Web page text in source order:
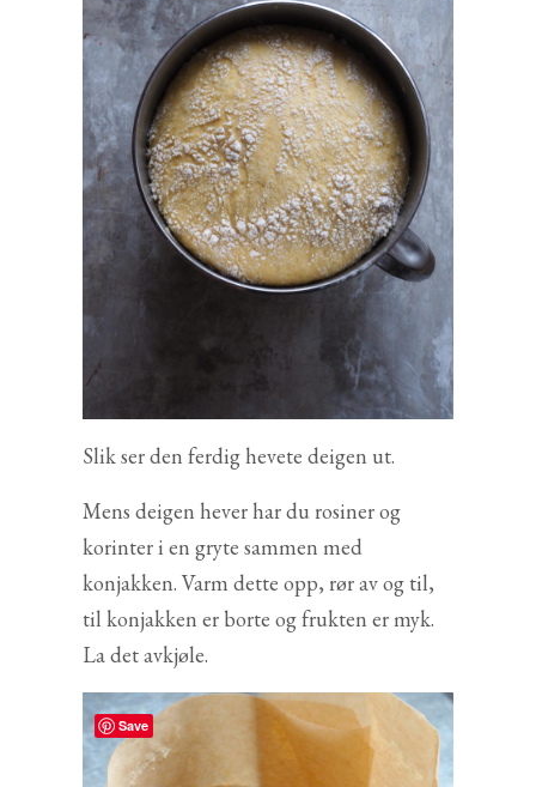
Slik ser den ferdig hevete deigen ut.
Mens deigen hever har du rosiner og
korinter i en gryte sammen med
konjakken. Varm dette opp, rør av og til,
til konjakken er borte og frukten er myk.
La det avkjøle.
Save